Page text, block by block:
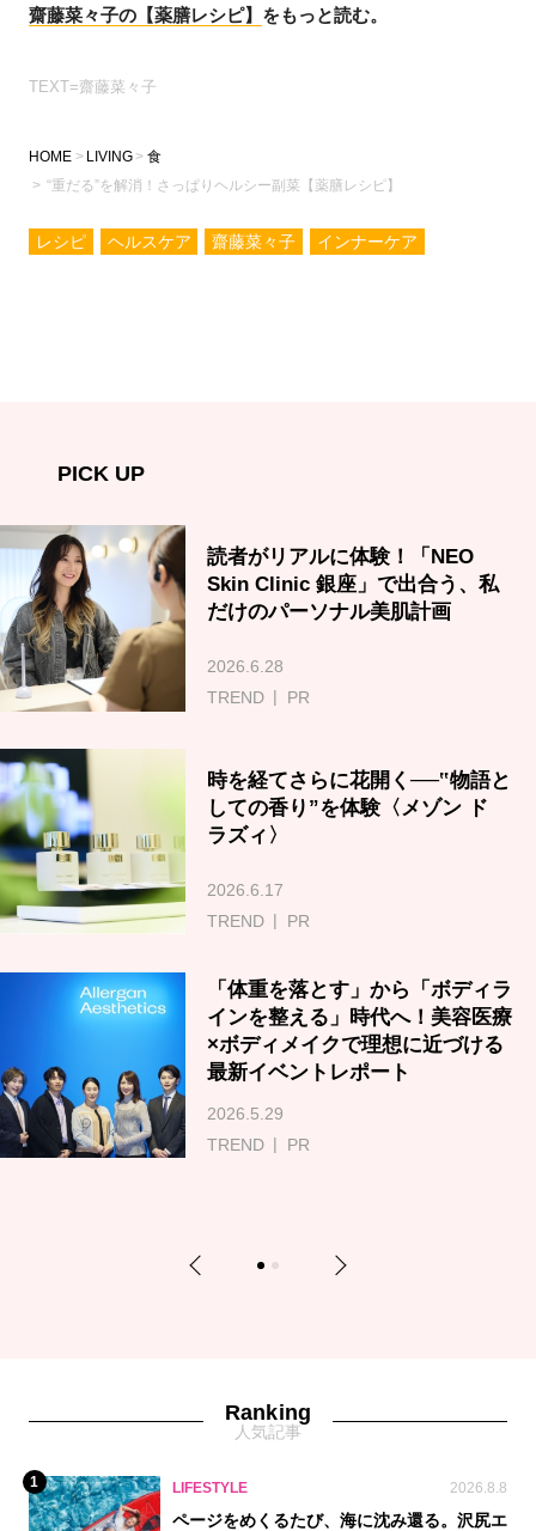
齋藤菜々子の【薬膳レシピ】 をもっと読む。
TEXT=齋藤菜々子
HOME LIVING
食
“重だる”を解消！さっぱりヘルシー副菜【薬膳レシピ】
レシピ ヘルスケア 齋藤菜々子 インナーケア
PICK UP
読者がリアルに体験！「NEO
Skin Clinic 銀座」で出合う、私
だけのパーソナル美肌計画
2026.6.28
TREND
PR
時を経てさらに花開く──‟物語と
しての香り”を体験〈メゾン ド
ラズィ〉
2026.6.17
TREND
PR
「体重を落とす」から「ボディラ
インを整える」時代へ！美容医療
×ボディメイクで理想に近づける
最新イベントレポート
2026.5.29
TREND
PR
Previous 1 2 Next
Ranking
人気記事
1 LIFESTYLE 2026.8.8
ページをめくるたび、海に沈み還る。沢尻エ